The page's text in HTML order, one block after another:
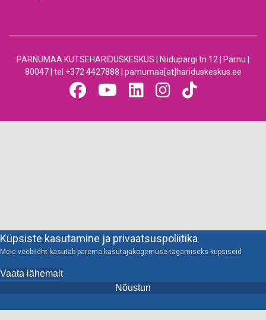
PÄRNUMAA KUTSEHARIDUSKESKUS | Niidupargi tn 12 | Pärnu |
80047 | tel +372 4427888 | parnumaa[at]hariduskeskus.ee
Küpsiste kasutamine ja privaatsuspoliitika
Meie veebileht kasutab parema kasutajakogemuse tagamiseks küpsiseid
Vaata lähemalt
Nõustun